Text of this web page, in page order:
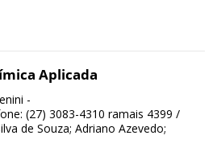
Aplicada
-
(27) 3083-4310 ramais 4399 /
de Souza; Adriano Azevedo;